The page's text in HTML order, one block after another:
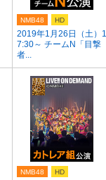
2019年1月26日（土）1
7:30～ チームN「目撃
者...
NMB48 HD
NMB48 HD